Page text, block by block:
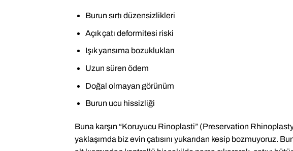
Burun sırtı düzensizlikleri
Açık çatı deformitesi riski
Işık yansıma bozuklukları
Uzun süren ödem
Doğal olmayan görünüm
Burun ucu hissizliği
Buna karşın “Koruyucu Rinoplasti” (Preservation
yaklaşımda biz evin çatısını yukarıdan kesip bozmuyoruz.